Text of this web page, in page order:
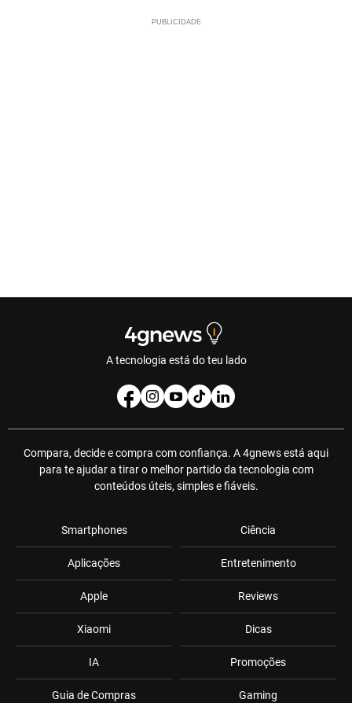
A tecnologia está do teu lado
Compara, decide e compra com confiança. A 4gnews está aqui
para te ajudar a tirar o melhor partido da tecnologia com
conteúdos úteis, simples e fiáveis.
Smartphones
Aplicações
Apple
Xiaomi
IA
Guia de Compras
Ciência
Entretenimento
Reviews
Dicas
Promoções
Gaming